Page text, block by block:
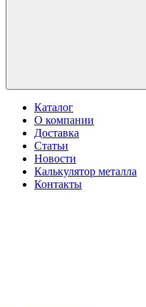
Каталог
О компании
Доставка
Статьи
Новости
Калькулятор металла
Контакты